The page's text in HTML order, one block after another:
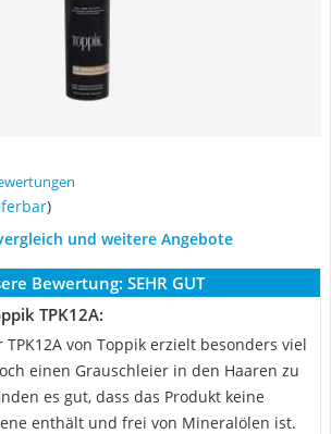
)
und weitere Angebote
Bewertung: SEHR GUT
TPK12A:
von Toppik erzielt besonders viel
einen Grauschleier in den Haaren zu
es gut, dass das Produkt keine
enthält und frei von Mineralölen ist.